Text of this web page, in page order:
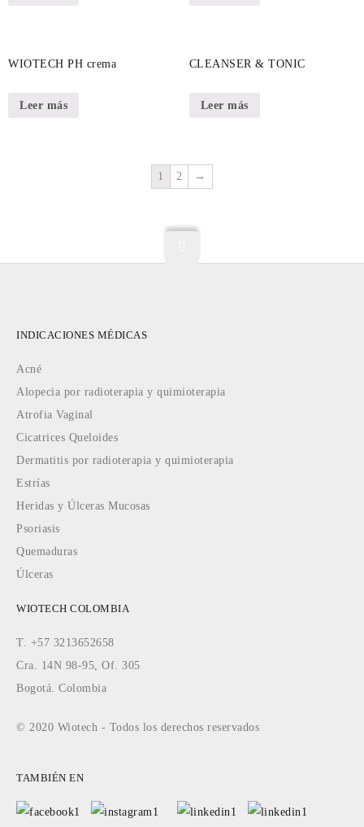
WIOTECH PH crema
Leer más
CLEANSER & TONIC
Leer más
1 2 →
INDICACIONES MÉDICAS
Acné
Alopecia por radioterapia y quimioterapia
Atrofia Vaginal
Cicatrices Queloides
Dermatitis por radioterapia y quimioterapia
Estrías
Heridas y Úlceras Mucosas
Psoriasis
Quemaduras
Úlceras
WIOTECH COLOMBIA
T. +57 3213652658
Cra. 14N 98-95, Of. 305
Bogotá. Colombia
© 2020 Wiotech - Todos los derechos reservados
TAMBIÉN EN